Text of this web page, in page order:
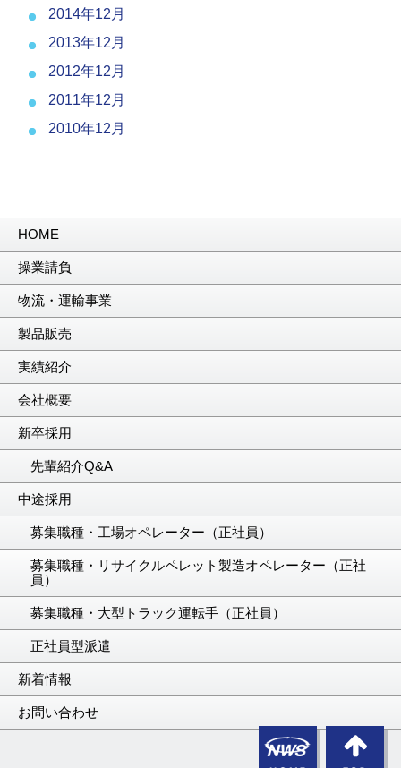
2014年12月
2013年12月
2012年12月
2011年12月
2010年12月
HOME
操業請負
物流・運輸事業
製品販売
実績紹介
会社概要
新卒採用
先輩紹介Q&A
中途採用
募集職種・工場オペレーター（正社員）
募集職種・リサイクルペレット製造オペレーター（正社
員）
募集職種・大型トラック運転手（正社員）
正社員型派遣
新着情報
お問い合わせ